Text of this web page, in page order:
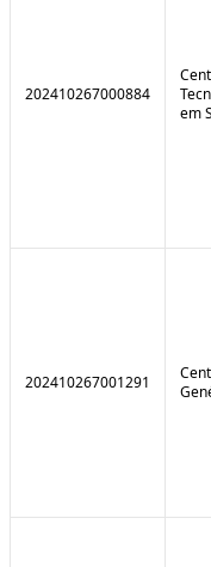
202410267000884
em
202410267001291